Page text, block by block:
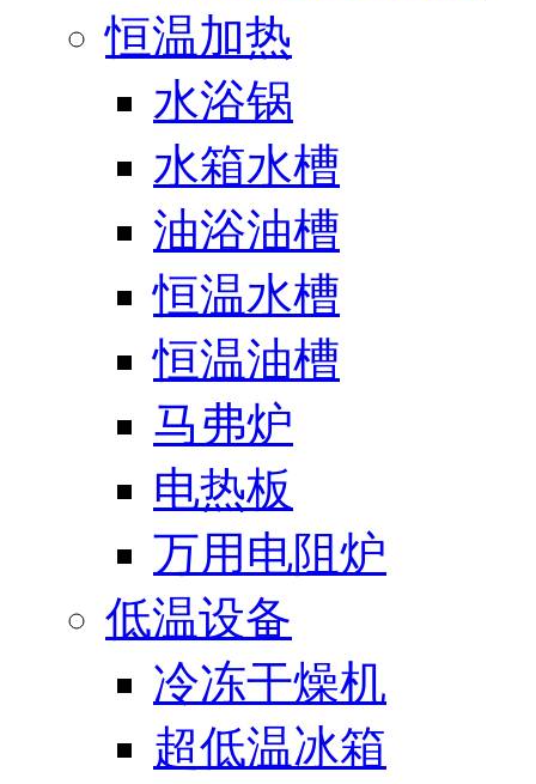
恒温加热
水浴锅
水箱水槽
油浴油槽
恒温水槽
恒温油槽
马弗炉
电热板
万用电阻炉
低温设备
冷冻干燥机
超低温冰箱